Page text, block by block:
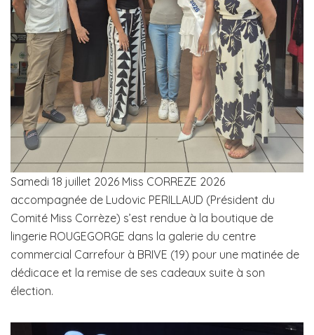
Samedi 18 juillet 2026 Miss CORREZE 2026
accompagnée de Ludovic PERILLAUD (Président du
Comité Miss Corrèze) s’est rendue à la boutique de
lingerie ROUGEGORGE dans la galerie du centre
commercial Carrefour à BRIVE (19) pour une matinée de
dédicace et la remise de ses cadeaux suite à son
élection.